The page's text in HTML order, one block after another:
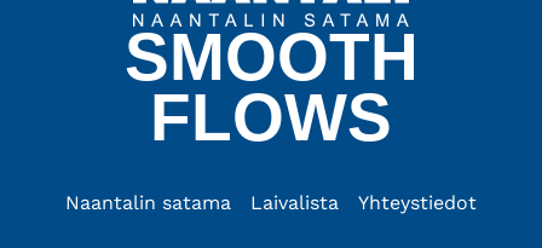
SMOOTH
FLOWS
Naantalin satama Laivalista Yhteystiedot